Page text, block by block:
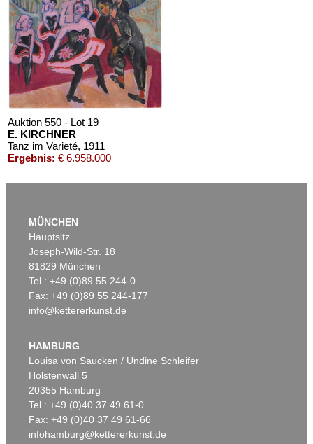
Auktion 610 - Lot 426000372
HERMANN MAX PECHSTEIN
Reisebilder , 1919
Schätzpreis:€ 1.600
Auktion 550 - Lot 19
E. KIRCHNER
Tanz im Varieté, 1911
Ergebnis: € 6.958.000
Auktion 535 - Lot 10
Ergebnis:€ 4.750.000
MÜNCHEN
Hauptsitz
Joseph-Wild-Str. 18
81829 München
Tel.: +49 (0)89 55 244-0
Fax: +49 (0)89 55 244-177
info@kettererkunst.de
HAMBURG
Louisa von Saucken / Undine Schleifer
Holstenwall 5
20355 Hamburg
Tel.: +49 (0)40 37 49 61-0
Fax: +49 (0)40 37 49 61-66
infohamburg@kettererkunst.de